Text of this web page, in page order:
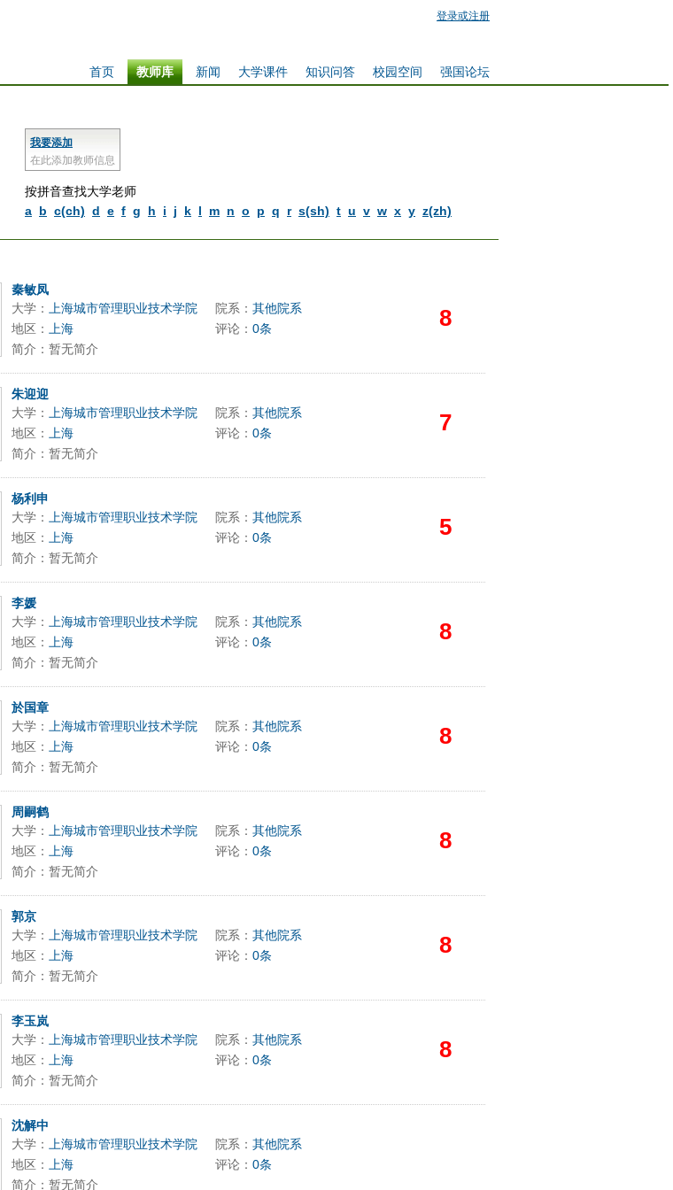
登录或注册
强国论坛
校园空间
知识问答
大学课件
新闻
教师库
首页
我要添加
在此添加教师信息
按拼音查找大学老师
a b c(ch) d e f g h i j k l m n o p q r s(sh) t u v w x y z(zh)
秦敏凤
大学：
上海城市管理职业技术学院 院系： 其他院系 8
地区： 上海 评论： 0条
简介：暂无简介
朱迎迎
大学：
上海城市管理职业技术学院 院系： 其他院系 7
地区： 上海 评论： 0条
简介：暂无简介
杨利申
大学：
上海城市管理职业技术学院 院系： 其他院系 5
地区： 上海 评论： 0条
简介：暂无简介
李媛
大学：
上海城市管理职业技术学院 院系： 其他院系 8
地区： 上海 评论： 0条
简介：暂无简介
於国章
大学：
上海城市管理职业技术学院 院系： 其他院系 8
地区： 上海 评论： 0条
简介：暂无简介
周嗣鹤
大学：
上海城市管理职业技术学院 院系： 其他院系 8
地区： 上海 评论： 0条
简介：暂无简介
郭京
大学：
上海城市管理职业技术学院 院系： 其他院系 8
地区： 上海 评论： 0条
简介：暂无简介
李玉岚
大学：
上海城市管理职业技术学院 院系： 其他院系 8
地区： 上海 评论： 0条
简介：暂无简介
沈解中
大学：
上海城市管理职业技术学院 院系： 其他院系
地区：
上海 评论： 0条
简介：暂无简介